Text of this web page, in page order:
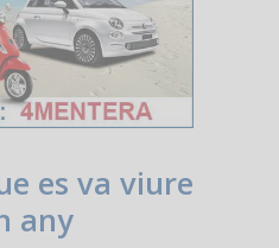
es va viure
any